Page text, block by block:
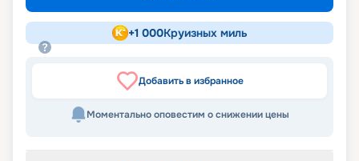
+1 000Круизных миль
Добавить в избранное
Моментально оповестим о снижении цены